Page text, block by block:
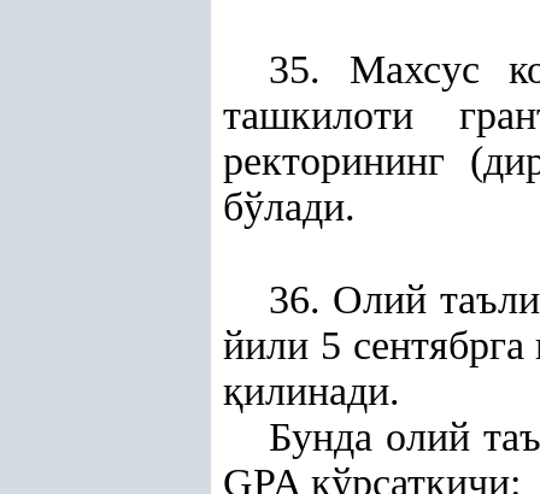
35. Махсус
ташкилоти
ректорининг
бўлади.
36. Олий
йили 5 сентябрга
қилинади.
Бунда олий
GPA кўрсаткичи: